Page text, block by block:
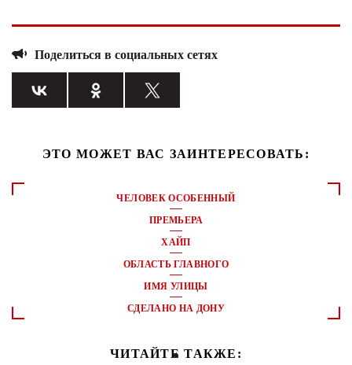
Поделиться в социальных сетях
ЭТО МОЖЕТ ВАС ЗАИНТЕРЕСОВАТЬ:
ЧЕЛОВЕК ОСОБЕННЫЙ
ПРЕМЬЕРА
ХАЙП
ОБЛАСТЬ ГЛАВНОГО
ИМЯ УЛИЦЫ
СДЕЛАНО НА ДОНУ
ЧИТАЙТЕ ТАКЖЕ: